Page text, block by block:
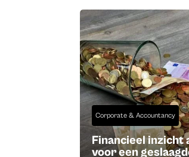
Corporate & Accountancy
Financieel inzicht
voor een